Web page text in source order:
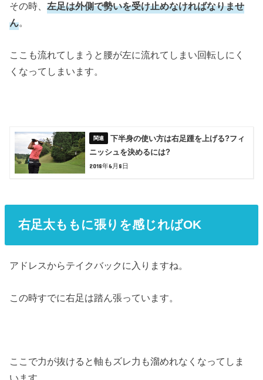
その時、左足は外側で勢いを受け止めなければなりませ
ん。
ここも流れてしまうと腰が左に流れてしまい回転しにく
くなってしまいます。
下半身の使い方は右足踵を上げる?フィ
ニッシュを決めるには?
2018年6月8日
右足太ももに張りを感じればOK
アドレスからテイクバックに入りますね。
この時すでに右足は踏ん張っています。
ここで力が抜けると軸もズレ力も溜めれなくなってしま